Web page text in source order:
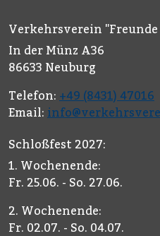
Verkehrsverein "Freunde
In der Münz A36
86633 Neuburg
Telefon: +49 (8431) 47016
Email:
Schloßfest 2027:
1. Wochenende:
Fr. 25.06. - So. 27.06.
2. Wochenende:
Fr. 02.07. - So. 04.07.